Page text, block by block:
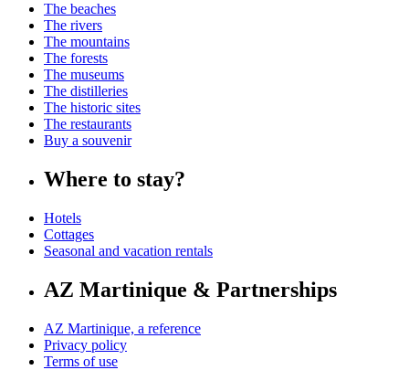
The beaches
The rivers
The mountains
The forests
The museums
The distilleries
The historic sites
The restaurants
Buy a souvenir
Where to stay?
Hotels
Cottages
Seasonal and vacation rentals
AZ Martinique & Partnerships
AZ Martinique, a reference
Privacy policy
Terms of use